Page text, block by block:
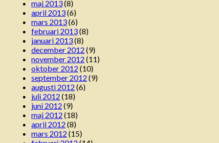
maj 2013(8)
april 2013(6)
mars 2013(6)
februari 2013(8)
januari 2013(8)
december 2012 (9)
november 2012 (11)
oktober 2012 (10)
september 2012 (9)
augusti 2012 (6)
juli 2012 (18)
juni 2012 (9)
maj 2012 (18)
april 2012 (8)
mars 2012 (15)